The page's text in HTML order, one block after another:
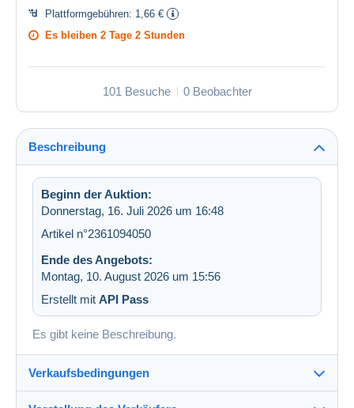
Plattformgebühren: 1,66 €
Es bleiben 2 Tage 2 Stunden
101 Besuche 0 Beobachter
Beschreibung
Beginn der Auktion:
Donnerstag, 16. Juli 2026 um 16:48
Artikel n°2361094050
Ende des Angebots:
Montag, 10. August 2026 um 15:56
Erstellt mit API Pass
Es gibt keine Beschreibung.
Verkaufsbedingungen